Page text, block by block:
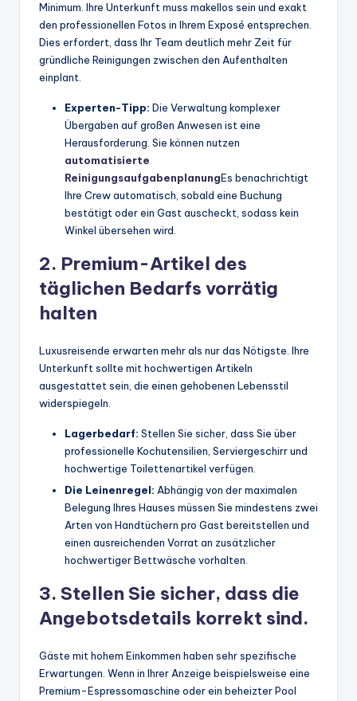
Minimum. Ihre Unterkunft muss makellos sein und exakt
den professionellen Fotos in Ihrem Exposé entsprechen.
Dies erfordert, dass Ihr Team deutlich mehr Zeit für
gründliche Reinigungen zwischen den Aufenthalten
einplant.
Experten-Tipp: Die Verwaltung komplexer
Übergaben auf großen Anwesen ist eine
Herausforderung. Sie können nutzen
automatisierte
ReinigungsaufgabenplanungEs benachrichtigt
Ihre Crew automatisch, sobald eine Buchung
bestätigt oder ein Gast auscheckt, sodass kein
Winkel übersehen wird.
2. Premium-Artikel des
täglichen Bedarfs vorrätig
halten
Luxusreisende erwarten mehr als nur das Nötigste. Ihre
Unterkunft sollte mit hochwertigen Artikeln
ausgestattet sein, die einen gehobenen Lebensstil
widerspiegeln.
Lagerbedarf: Stellen Sie sicher, dass Sie über
professionelle Kochutensilien, Serviergeschirr und
hochwertige Toilettenartikel verfügen.
Die Leinenregel: Abhängig von der maximalen
Belegung Ihres Hauses müssen Sie mindestens zwei
Arten von Handtüchern pro Gast bereitstellen und
einen ausreichenden Vorrat an zusätzlicher
hochwertiger Bettwäsche vorhalten.
3. Stellen Sie sicher, dass die
Angebotsdetails korrekt sind.
Gäste mit hohem Einkommen haben sehr spezifische
Erwartungen. Wenn in Ihrer Anzeige beispielsweise eine
Premium-Espressomaschine oder ein beheizter Pool